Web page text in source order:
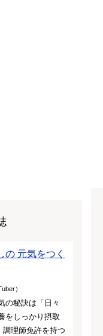
の 元気をつく
）
の秘訣は「日々
をしっかり摂取
理師免許を持つ